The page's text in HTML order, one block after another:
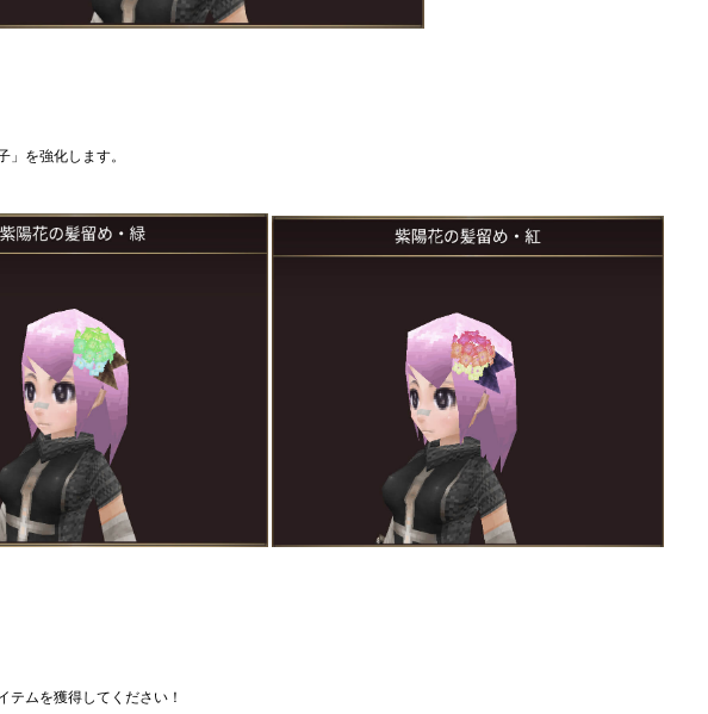
を強化します。
ムを獲得してください！